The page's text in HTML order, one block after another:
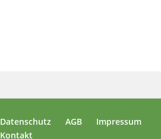
Datenschutz AGB
Impressum
Kontakt